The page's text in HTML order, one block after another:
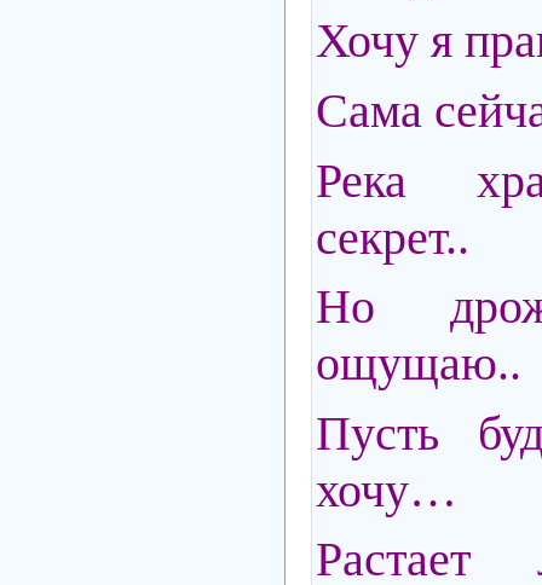
Хочу я
Сама
Река
секрет..
Но
ощущаю..
Пусть
хочу…
Растает